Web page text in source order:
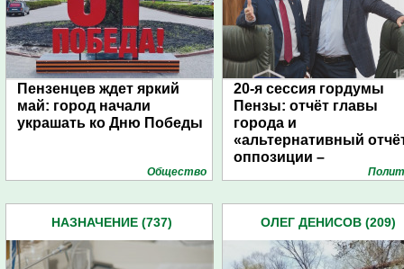
Пензенцев ждет яркий
май: город начали
украшать ко Дню Победы
Общество
20-я сессия гордумы
Пензы: отчёт главы
города и
«альтернативный
оппозиции –
НАЗНАЧЕНИЕ (737) ОЛЕГ ДЕНИСОВ (209)